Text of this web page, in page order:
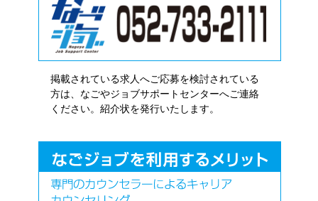
掲載されている求人へご応募を検討されている
方は、なごやジョブサポートセンターへご連絡
ください。紹介状を発行いたします。